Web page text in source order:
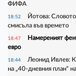
ФИФА
18:52
Йотова:
смисъла във времето
18:47
Намереният
евро
18:44
Леонид Ивлев:
на „40-дневния план“